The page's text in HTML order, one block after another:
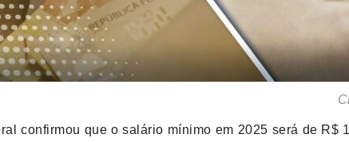
confirmou que o salário mínimo em 2025 será de R$